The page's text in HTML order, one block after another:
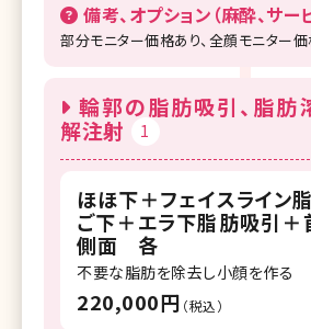
備考、オプション（麻酔、サー
部分モニター価格あり、全顔モニター価
輪郭の脂肪吸引、脂肪
解注射
1
ほほ下＋フェイスライン
ご下＋エラ下脂肪吸引
側面 各
不要な脂肪を除去し小顔を作る
220,000円 （税込）